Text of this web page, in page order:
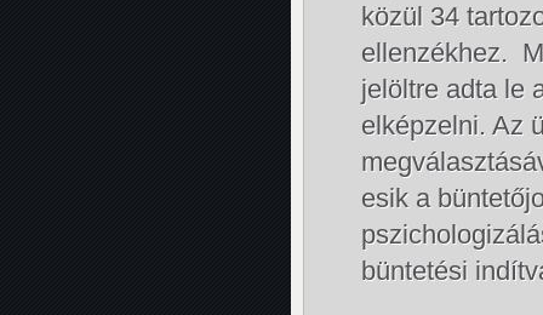
közül 34
ellenzékhez.
jelöltre adta le
elképzelni. Az
esik a
büntetési